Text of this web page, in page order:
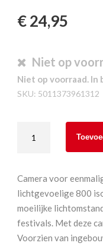
€24,95
Niet op
Niet op voorraad. In
SKU: 5011373961312
Power
27+12
iso
Single
Use
Camera voor
lichtgevoelige 800
moeilijke
festivals. Met deze
Voorzien van